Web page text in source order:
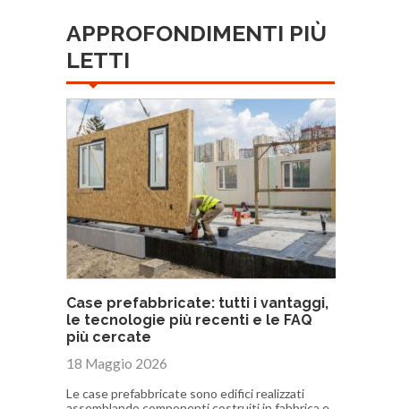
APPROFONDIMENTI PIÙ
LETTI
Case prefabbricate: tutti i vantaggi,
le tecnologie più recenti e le FAQ
più cercate
18 Maggio 2026
Le case prefabbricate sono edifici realizzati